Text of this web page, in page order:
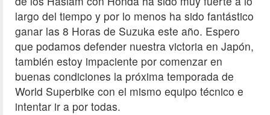
largo del tiempo y por lo menos ha sido fantástico
ganar las 8 Horas de Suzuka este año. Espero
que podamos defender nuestra victoria en Japón,
también estoy impaciente por comenzar en
buenas condiciones la próxima temporada de
World Superbike con el mismo equipo técnico e
intentar ir a por todas.